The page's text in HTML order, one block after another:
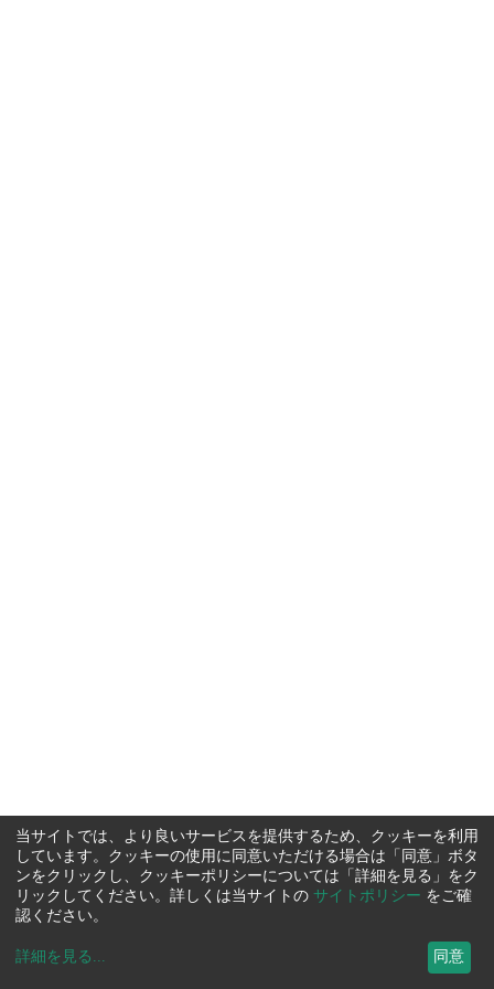
当サイトでは、より良いサービスを提供するため、クッキーを利用
しています。クッキーの使用に同意いただける場合は「同意」ボタ
ンをクリックし、クッキーポリシーについては「詳細を見る」をク
リックしてください。詳しくは当サイトの サイトポリシー をご確
認ください。
詳細を見る ... 同意